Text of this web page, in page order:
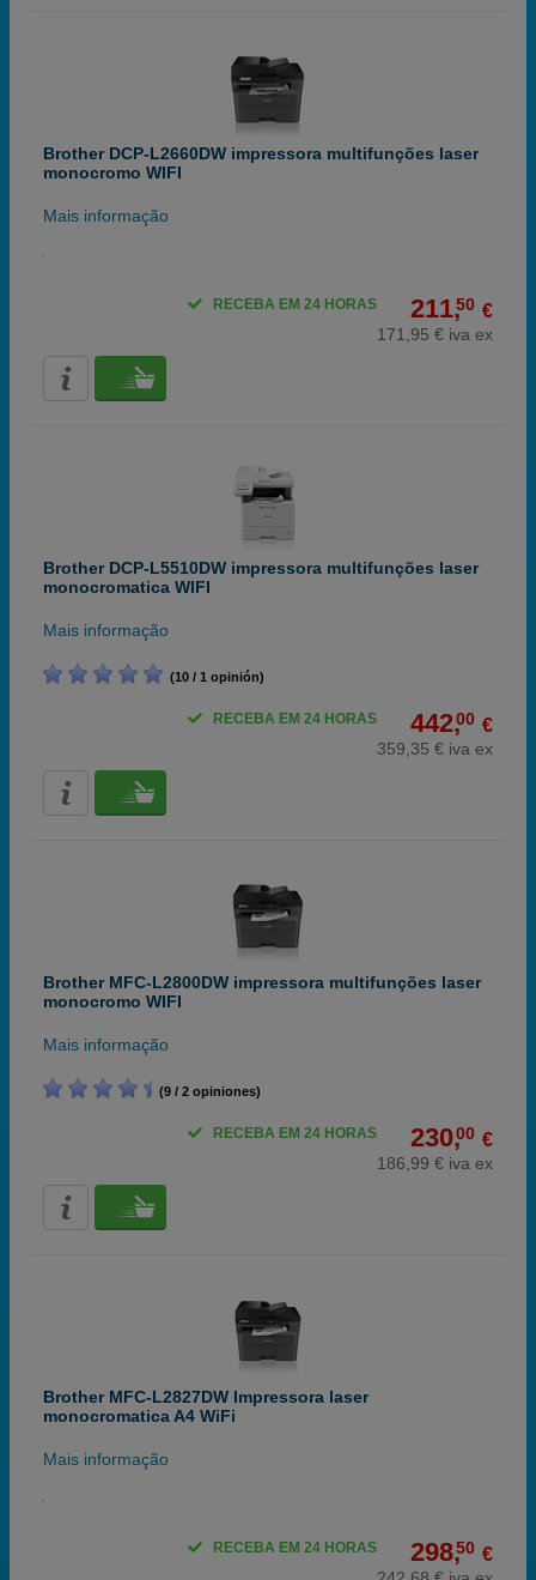
Brother DCP-L2660DW impressora multifunções laser
monocromo WIFI
Mais informação
211,50 €
171,95 € iva ex
RECEBA EM 24 HORAS
Brother DCP-L5510DW impressora multifunções laser
monocromatica WIFI
Mais informação
(10 / 1 opinión)
442,00 €
359,35 € iva ex
RECEBA EM 24 HORAS
Brother MFC-L2800DW impressora multifunções laser
monocromo WIFI
Mais informação
(9 / 2 opiniones)
230,00 €
186,99 € iva ex
RECEBA EM 24 HORAS
Brother MFC-L2827DW Impressora laser
monocromatica A4 WiFi
Mais informação
298,50 €
RECEBA EM 24 HORAS